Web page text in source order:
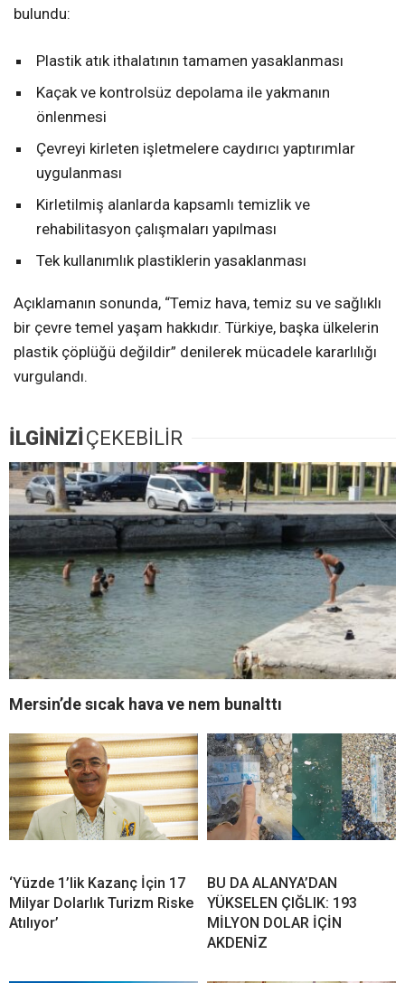
bulundu:
Plastik atık ithalatının tamamen yasaklanması
Kaçak ve kontrolsüz depolama ile yakmanın
önlenmesi
Çevreyi kirleten işletmelere caydırıcı yaptırımlar
uygulanması
Kirletilmiş alanlarda kapsamlı temizlik ve
rehabilitasyon çalışmaları yapılması
Tek kullanımlık plastiklerin yasaklanması
Açıklamanın sonunda, “Temiz hava, temiz su ve sağlıklı
bir çevre temel yaşam hakkıdır. Türkiye, başka ülkelerin
plastik çöplüğü değildir” denilerek mücadele kararlılığı
vurgulandı.
İLGİNİZİÇEKEBİLİR
Mersin’de sıcak hava ve nem bunalttı
‘Yüzde 1’lik Kazanç İçin 17
Milyar Dolarlık Turizm Riske
Atılıyor’
BU DA ALANYA’DAN
YÜKSELEN ÇIĞLIK: 193
MİLYON DOLAR İÇİN
AKDENİZ